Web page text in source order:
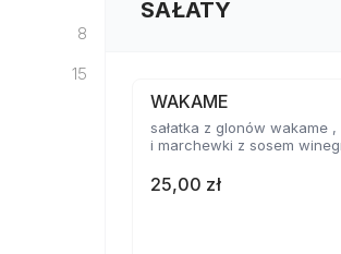
8
15
SAŁATY
WAKAME
sałatka z glonów wakame ,
i marchewki z sosem
25,00 zł